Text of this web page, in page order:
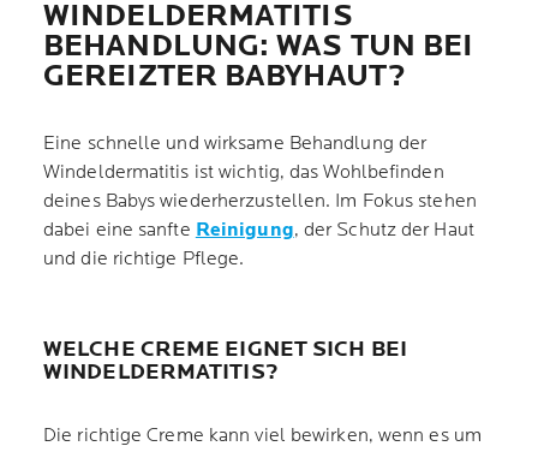
WINDELDERMATITIS
BEHANDLUNG: WAS TUN BEI
GEREIZTER BABYHAUT?
Eine schnelle und wirksame Behandlung der
Windeldermatitis ist wichtig, das Wohlbefinden
deines Babys wiederherzustellen. Im Fokus stehen
dabei eine sanfte Reinigung, der Schutz der Haut
und die richtige Pflege.
WELCHE CREME EIGNET SICH BEI
WINDELDERMATITIS?
Die richtige Creme kann viel bewirken, wenn es um